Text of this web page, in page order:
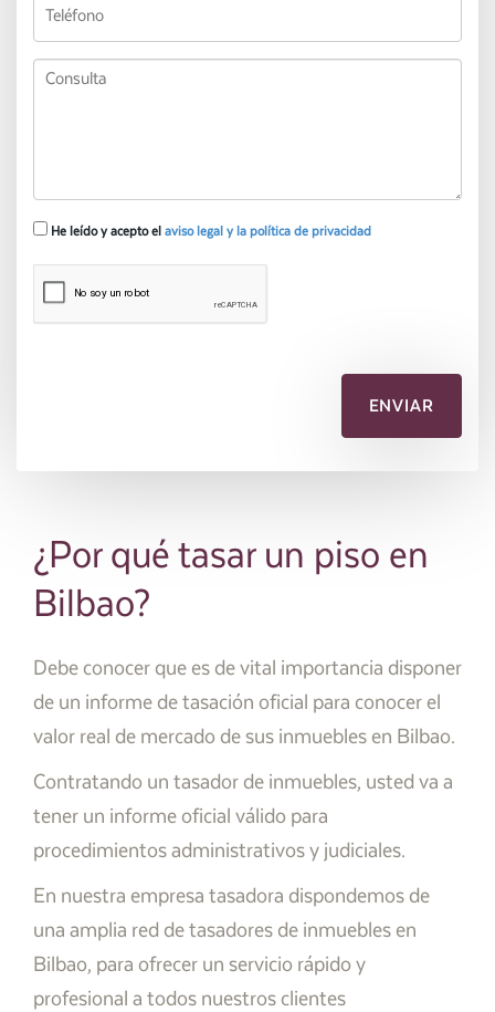
He leído y acepto el aviso legal y la política de privacidad
¿Por qué tasar un piso en
Bilbao?
Debe conocer que es de vital importancia disponer
de un informe de tasación oficial para conocer el
valor real de mercado de sus inmuebles en Bilbao.
Contratando un tasador de inmuebles, usted va a
tener un informe oficial válido para
procedimientos administrativos y judiciales.
En nuestra empresa tasadora dispondemos de
una amplia red de tasadores de inmuebles en
Bilbao, para ofrecer un servicio rápido y
profesional a todos nuestros clientes